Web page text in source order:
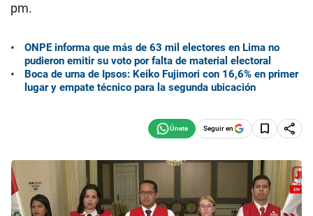
pm.
ONPE informa que más de 63 mil electores en Lima no
pudieron emitir su voto por falta de material electoral
Boca de urna de Ipsos: Keiko Fujimori con 16,6% en primer
lugar y empate técnico para la segunda ubicación
Seguir en